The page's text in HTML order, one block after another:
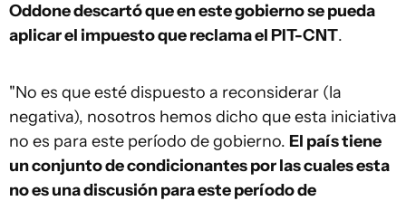
Oddone descartó que en este gobierno se pueda
aplicar el impuesto que reclama el PIT-CNT.
"No es que esté dispuesto a reconsiderar (la
negativa), nosotros hemos dicho que esta iniciativa
no es para este período de gobierno. El país tiene
un conjunto de condicionantes por las cuales esta
no es una discusión para este período de